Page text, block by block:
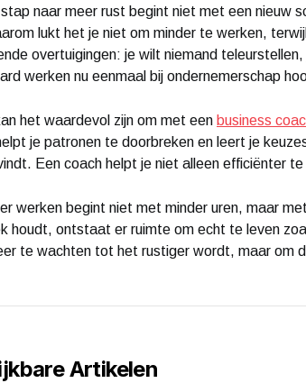
naar meer rust begint niet met een nieuw
lukt het je niet om minder te werken,
overtuigingen: je wilt niemand
werken nu eenmaal bij ondernemerschap
het waardevol zijn om met een business
je patronen te doorbreken en leert je
Een coach helpt je niet alleen efficiënter
werken begint niet met minder uren, maar
houdt, ontstaat er ruimte om echt te leven
te wachten tot het rustiger wordt, maar om
Artikelen